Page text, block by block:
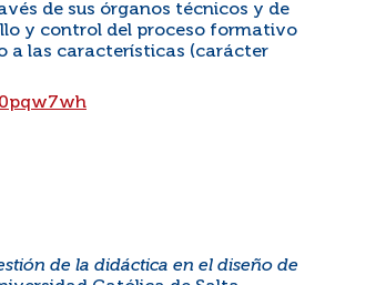
de sus órganos técnicos y de
y control del proceso formativo
a las características (carácter
de la didáctica en el diseño de